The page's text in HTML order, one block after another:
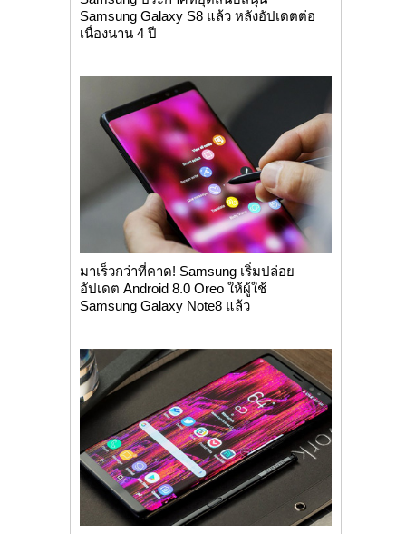
Samsung Galaxy S8 แล้ว หลังอัปเดตต่อ
เนื่องนาน 4 ปี
มาเร็วกว่าที่คาด! Samsung เริ่มปล่อย
อัปเดต Android 8.0 Oreo ให้ผู้ใช้
Samsung Galaxy Note8 แล้ว